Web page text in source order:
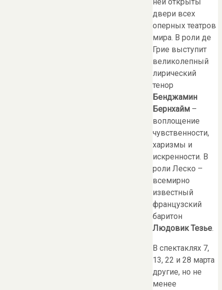
двери всех
оперных театров
мира. В роли де
Грие выступит
великолепный
лирический
тенор
Бенджамин
Бернхайм –
воплощение
чувственности,
харизмы и
искренности. В
роли Леско –
всемирно
известный
французский
баритон
Людовик Тезье.
В спектаклях 7,
13, 22 и 28 марта
другие, но не
менее